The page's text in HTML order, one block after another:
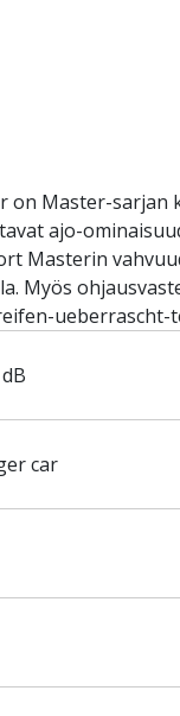
Master-sarjan
ajo-
Masterin
Myös
ueberrascht-
car